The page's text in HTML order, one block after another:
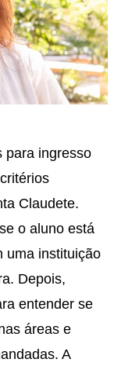
para ingresso
Claudete.
o aluno está
uma instituição
Depois,
entender se
áreas e
A